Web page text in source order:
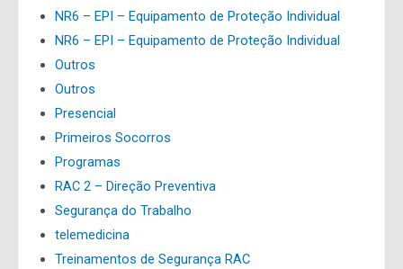
NR6 – EPI – Equipamento de Proteção Individual
NR6 – EPI – Equipamento de Proteção Individual
Outros
Outros
Presencial
Primeiros Socorros
Programas
RAC 2 – Direção Preventiva
Segurança do Trabalho
telemedicina
Treinamentos de Segurança RAC